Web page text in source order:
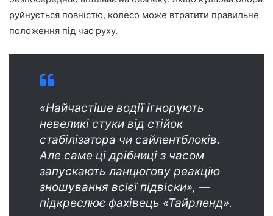
руйнується повністю, колесо може втратити правильне
положення під час руху.
«Найчастіше водії ігнорують
невеликі стуки від стійок
стабілізатора чи сайлентблоків.
Але саме ці дрібниці з часом
запускають ланцюгову реакцію
зношування всієї підвіски», —
підкреслює фахівець «Тайрленд».